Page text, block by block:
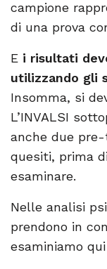
campione
di una prova
E i risultati
utilizzando gli
Insomma, si
L’INVALSI
anche due
quesiti, prima
esaminare.
Nelle analisi
prendono in
esaminiamo